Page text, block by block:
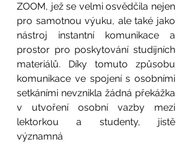
ZOOM, jež se velmi osvědčila nejen
pro samotnou výuku, ale také jako
nástroj instantní komunikace a
prostor pro poskytování studijních
materiálů. Díky tomuto způsobu
komunikace ve spojení s osobními
setkáními nevznikla žádná překážka
v utvoření osobní vazby mezi
lektorkou a studenty, jistě
významná